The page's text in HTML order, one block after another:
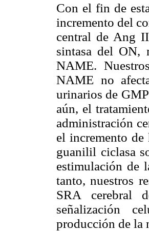
Con el fin de
incremento del
central de Ang
sintasa del ON,
NAME.
NAME no
urinarios de
aún, el
administración
el incremento
guanilil ciclasa
estimulación de
tanto, nuestros
SRA cerebral
señalización
producción de la